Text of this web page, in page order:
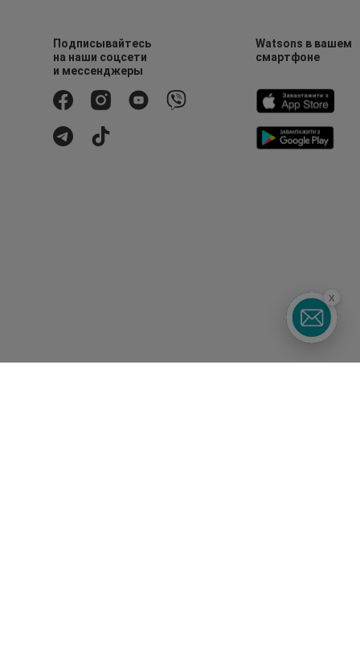
Подписывайтесь
на наши соцсети
и мессенджеры
Watsons в вашем
смартфоне
x